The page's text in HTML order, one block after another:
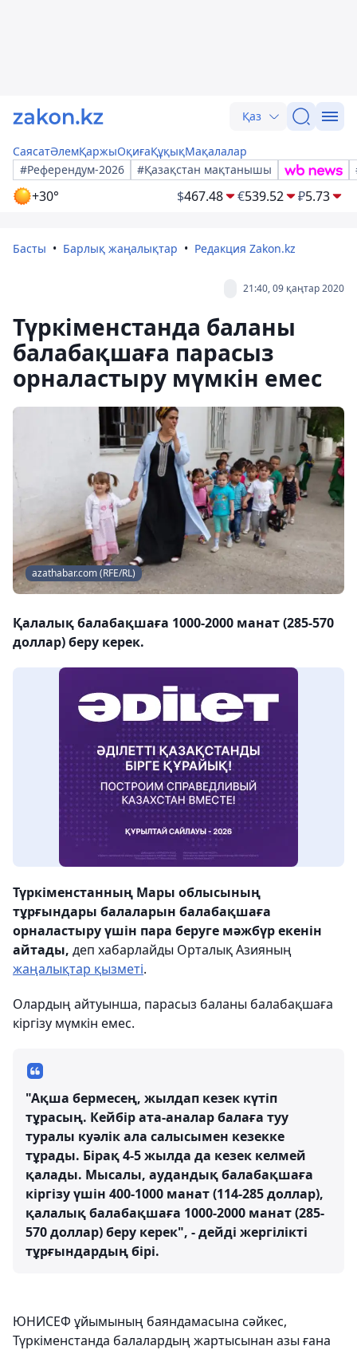
Қаз
СаясатӘлемҚаржыОқиғаҚұқықМақалалар
#Референдум-2026
#Қазақстан мақтанышы
+30° $467.48 €539.52 ₽5.73
Басты Барлық жаңалықтар Редакция Zakon.kz
21:40, 09 қаңтар 2020
Түркіменстанда баланы
балабақшаға парасыз
орналастыру мүмкін емес
azathabar.com (RFE/RL)
Қалалық балабақшаға 1000-2000 манат (285-570
доллар) беру керек.
Түркіменстанның Мары облысының
тұрғындары балаларын балабақшаға
орналастыру үшін пара беруге мәжбүр екенін
айтады, деп хабарлайды Орталық Азияның
жаңалықтар қызметі.
Олардың айтуынша, парасыз баланы балабақшаға
кіргізу мүмкін емес.
"Ақша бермесең, жылдап кезек күтіп
тұрасың. Кейбір ата-аналар балаға туу
туралы куәлік ала салысымен кезекке
тұрады. Бірақ 4-5 жылда да кезек келмей
қалады. Мысалы, аудандық балабақшаға
кіргізу үшін 400-1000 манат (114-285 доллар),
қалалық балабақшаға 1000-2000 манат (285-
570 доллар) беру керек", - дейді жергілікті
тұрғындардың бірі.
ЮНИСЕФ ұйымының баяндамасына сәйкес,
Түркіменстанда балалардың жартысынан азы ғана